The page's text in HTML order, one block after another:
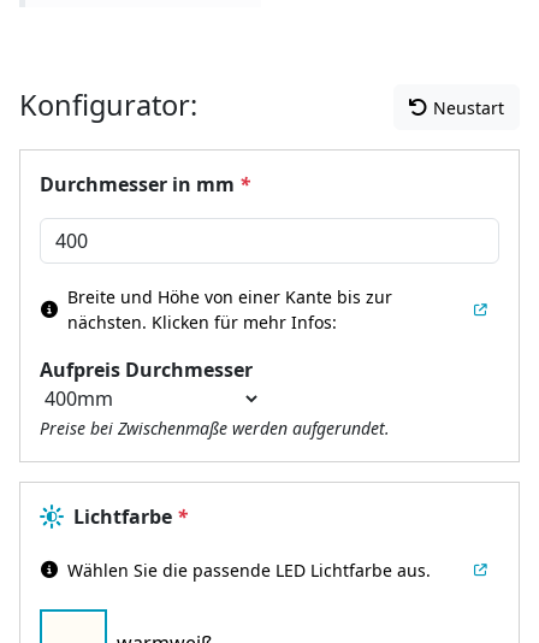
Konfigurator: Neustart
Durchmesser in mm *
Aufpreis Durchmesser
Breite und Höhe von einer Kante bis zur
nächsten. Klicken für mehr Infos:
Preise bei Zwischenmaße werden aufgerundet.
Lichtfarbe *
Wählen Sie die passende LED Lichtfarbe aus.